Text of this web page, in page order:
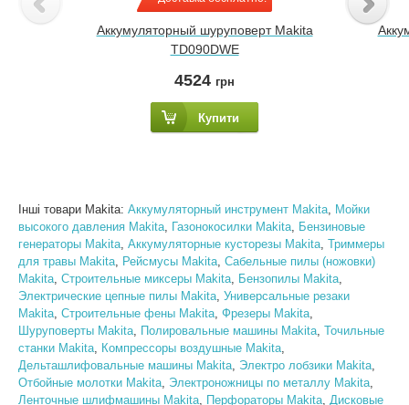
Аккумуляторный шуруповерт Makita
TD090DWE
4524 грн
Купити
Інші товари Makita: Аккумуляторный инструмент Makita, Мойки
высокого давления Makita, Газонокосилки Makita, Бензиновые
генераторы Makita, Аккумуляторные кусторезы Makita, Триммеры
для травы Makita, Рейсмусы Makita, Сабельные пилы (ножовки)
Makita, Строительные миксеры Makita, Бензопилы Makita,
Электрические цепные пилы Makita, Универсальные резаки
Makita, Строительные фены Makita, Фрезеры Makita,
Шуруповерты Makita, Полировальные машины Makita, Точильные
станки Makita, Компрессоры воздушные Makita,
Дельташлифовальные машины Makita, Электро лобзики Makita,
Отбойные молотки Makita, Электроножницы по металлу Makita,
Ленточные шлифмашины Makita, Перфораторы Makita, Дисковые